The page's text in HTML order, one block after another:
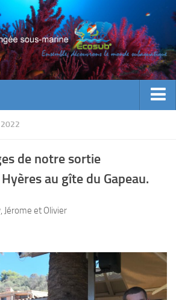
2022
de notre sortie
au gîte du Gapeau.
Jérome et Olivier